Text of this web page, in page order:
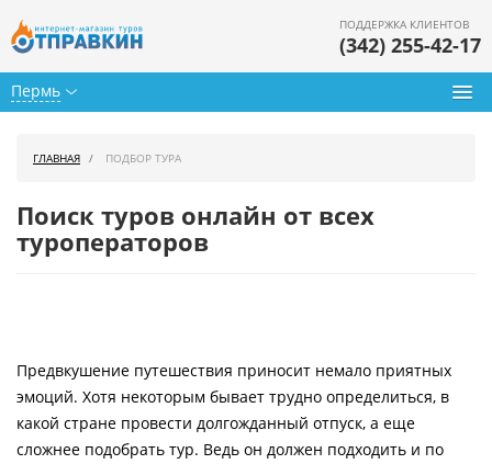
Пермь
ПОДДЕРЖКА КЛИЕНТОВ
(342) 255-42-17
Горящие туры
Страны
Как купить
ГЛАВНАЯ ПОДБОР ТУРА
Поиск туров онлайн от всех
туроператоров
Предвкушение путешествия приносит немало приятных
эмоций. Хотя некоторым бывает трудно определиться, в
какой стране провести долгожданный отпуск, а еще
сложнее подобрать тур. Ведь он должен подходить и по